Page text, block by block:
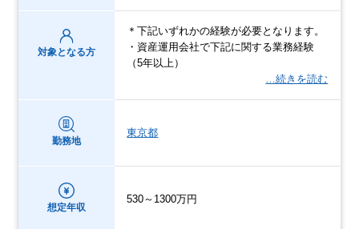
対象となる方
＊下記いずれかの経験が必要となります。
・資産運用会社で下記に関する業務経験
（5年以上）
…続きを読む
勤務地
東京都
想定年収
530～1300万円